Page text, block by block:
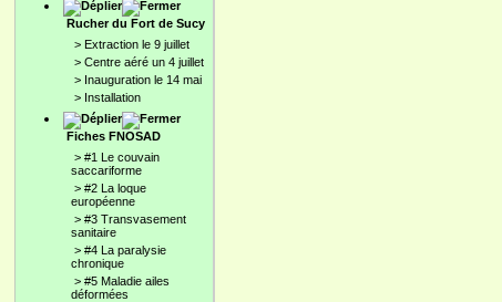
Rucher du Fort de Sucy
> Extraction le 9 juillet
> Centre aéré un 4 juillet
> Inauguration le 14 mai
> Installation
Fiches FNOSAD
> #1 Le couvain
saccariforme
> #2 La loque
européenne
> #3 Transvasement
sanitaire
> #4 La paralysie
chronique
> #5 Maladie ailes
déformées